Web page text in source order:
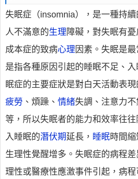
失眠症（insomnia），是一種持續
人不滿意的生理障礙，對失眠有
成本症的致病心理因素。失眠是
是指各種原因引起的睡眠不足、
眠症的主要症狀是對白天活動表
疲勞 、煩躁、 情緒失調、注意力
等，所以失眠者的能力和效率往
入睡眠的潛伏期延長， 睡眠時間
生理性覺醒增多。失眠症的病程
理性或醫療性應激事件引起，病